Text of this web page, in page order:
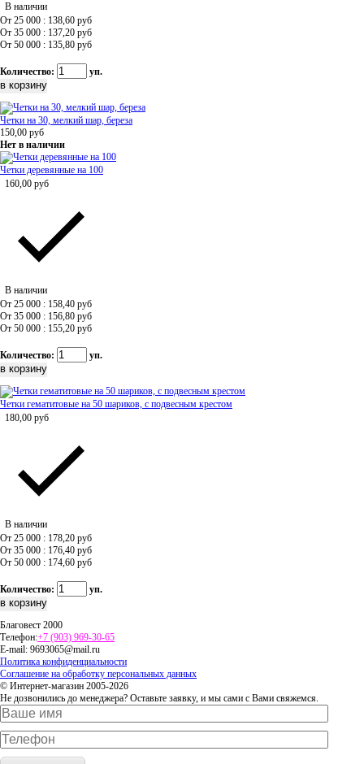
В наличии
От 25 000 : 138,60 руб
От 35 000 : 137,20 руб
От 50 000 : 135,80 руб
Количество: уп.
Четки на 30, мелкий шар, береза
150,00 руб
Нет в наличии
Четки деревянные на 100
160,00 руб
В наличии
От 25 000 : 158,40 руб
От 35 000 : 156,80 руб
От 50 000 : 155,20 руб
Количество: уп.
Четки гематитовые на 50 шариков, с подвесным крестом
180,00 руб
В наличии
От 25 000 : 178,20 руб
От 35 000 : 176,40 руб
От 50 000 : 174,60 руб
Количество: уп.
Благовест 2000
Телефон:+7 (903) 969-30-65
E-mail: 9693065@mail.ru
Политика конфиденциальности
Соглашение на обработку персональных данных
© Интернет-магазин 2005-2026
Не дозвонились до менеджера? Оставьте заявку, и мы сами с Вами свяжемся.